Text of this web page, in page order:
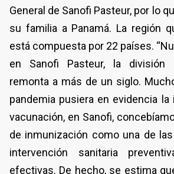
General de Sanofi Pasteur, por lo
su familia a Panamá. La región
está compuesta por 22 países.
en Sanofi Pasteur, la división
remonta a más de un siglo.
pandemia pusiera en evidencia
vacunación, en Sanofi,
de inmunización como una de
intervención sanitaria
efectivas. De hecho, se estima